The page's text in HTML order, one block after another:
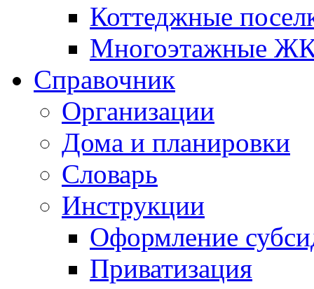
Коттеджные
Многоэтажные
Справочник
Организации
Дома и планировки
Словарь
Инструкции
Оформление
Приватизация